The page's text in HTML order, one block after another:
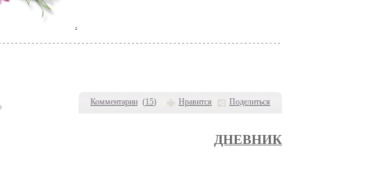
Комментарии (15) Нравится Поделиться
.
ДНЕВНИК